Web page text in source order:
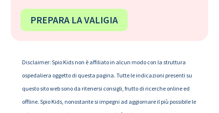
PREPARA LA VALIGIA
Disclaimer: Spio Kids non è affiliato in alcun modo con la struttura
ospedaliera oggetto di questa pagina. Tutte le indicazioni presenti su
questo sito web sono da ritenersi consigli, frutto di ricerche online ed
offline. Spio Kids, nonostante si impegni ad aggiornare il più possibile le